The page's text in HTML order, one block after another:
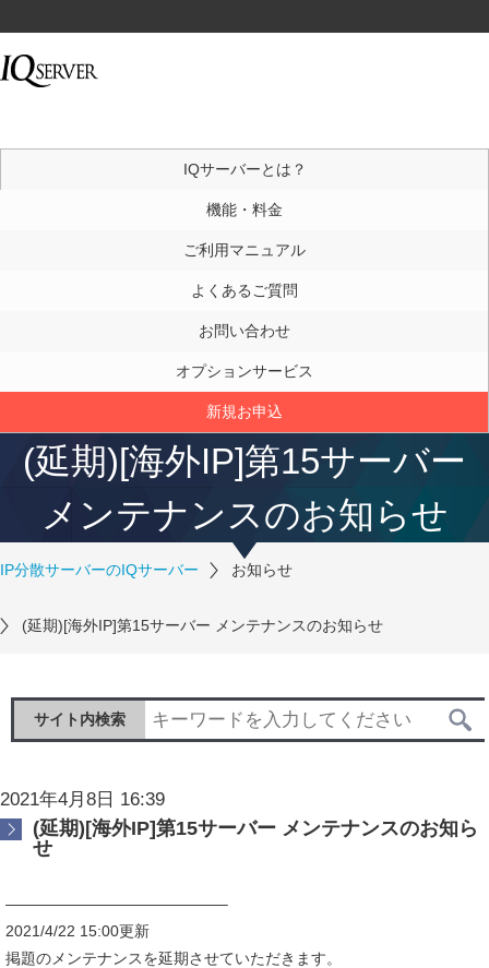
IQサーバーとは？
機能・料金
ご利用マニュアル
よくあるご質問
お問い合わせ
オプションサービス
新規お申込
(延期)[海外IP]第15サーバー
メンテナンスのお知らせ
IP分散サーバーのIQサーバー お知らせ
(延期)[海外IP]第15サーバー メンテナンスのお知らせ
サイト内検索
2021年4月8日 16:39
(延期)[海外IP]第15サーバー メンテナンスのお知ら
せ
——————————————–
2021/4/22 15:00更新
掲題のメンテナンスを延期させていただきます。